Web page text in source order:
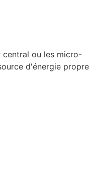
central ou les micro-
d'énergie propre